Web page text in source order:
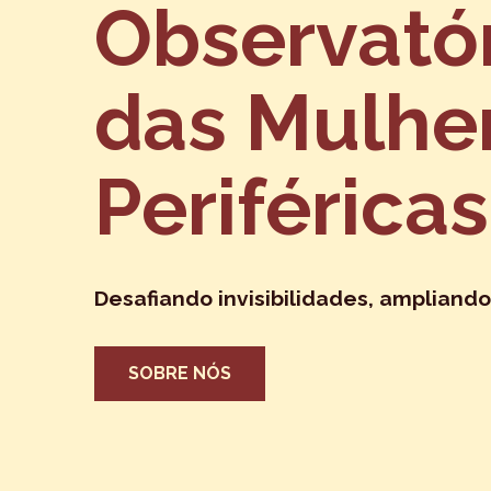
das
Periféricas
Desafiando invisibilidades,
SOBRE NÓS